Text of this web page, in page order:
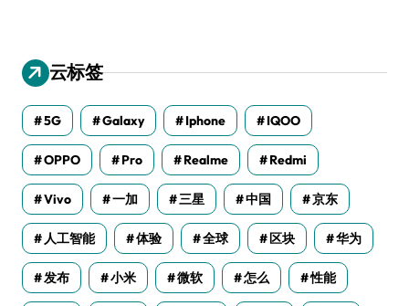
云标签
5G Galaxy Iphone IQOO
OPPO Pro Realme Redmi
Vivo 一加 三星 中国 京东
人工智能 体验 全球 区块 华为
发布 小米 微软 怎么 性能